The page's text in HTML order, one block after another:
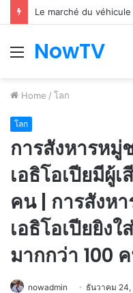
Le marché du véhicule
Menu
NowTV
Home / โลก
โลก
การสังหารหมู่
เอธิโอเปียมีผู้
คน | การสังห
เอธิโอเปียยิง
มากกว่า 100
nowadmin ธันวาคม 24,